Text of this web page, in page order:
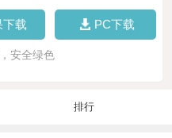
下载 PC下载
安全绿色
排行